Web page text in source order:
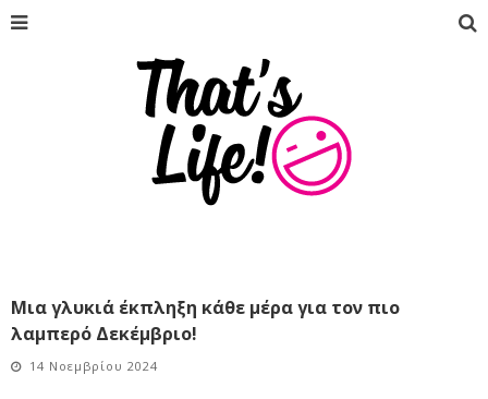
Μια γλυκιά έκπληξη κάθε μέρα για τον πιο
λαμπερό Δεκέμβριο!
14 Νοεμβρίου 2024